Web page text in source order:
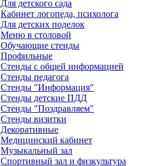
Для детского сада
Кабинет логопеда, психолога
Для детских поделок
Меню в столовой
Обучающие стенды
Профильные
Стенды с общей информацией
Стенды педагога
Стенды "Информация"
Стенды детские ПДД
Стенды "Поздравляем"
Стенды визитки
Декоративные
Медицинский кабинет
Музыкальный зал
Спортивный зал и физкультура